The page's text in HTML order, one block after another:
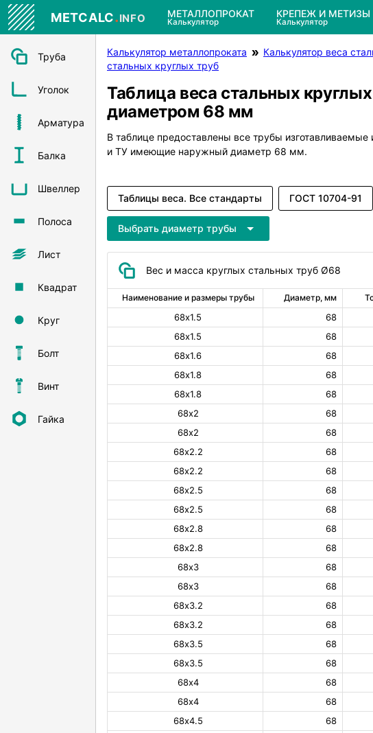
METCALC.INFO МЕТАЛЛОПРОКАТ
Калькулятор
КРЕПЕЖ И МЕТИЗЫ
Калькулятор
Труба
Уголок
Арматура
Балка
Швеллер
Полоса
Лист
Квадрат
Круг
Болт
Винт
Гайка
Калькулятор металлопроката Калькулятор веса
стальных круглых труб
Таблица веса стальных
диаметром 68 мм
В таблице предоставлены все трубы
и ТУ имеющие наружный диаметр 68 мм.
Таблицы веса. Все стандарты ГОСТ 10704-91
Выбрать диаметр трубы
Вес и масса круглых стальных труб Ø68
Наименование и размеры трубы Диаметр, мм
68х1.5 68
68х1.5
68
68х1.6
68
68х1.8
68
68х1.8
68
68х2
68
68х2
68
68х2.2
68
68х2.2
68
68х2.5
68
68х2.5
68
68х2.8
68
68х2.8
68
68х3
68
68х3
68
68х3.2
68
68х3.2
68
68х3.5
68
68х3.5
68
68х4
68
68х4
68
68х4.5
68